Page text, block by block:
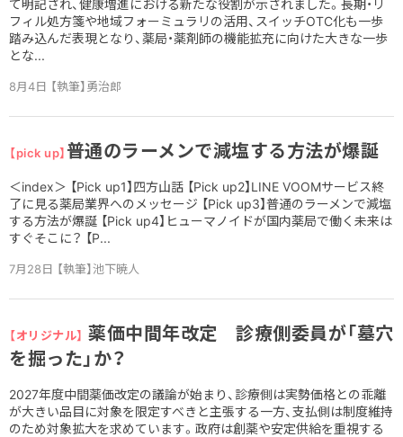
て明記され、健康増進における新たな役割が示されました。長期・リ
フィル処方箋や地域フォーミュラリの活用、スイッチOTC化も一歩
踏み込んだ表現となり、薬局・薬剤師の機能拡充に向けた大きな一歩
とな...
8月4日 【執筆】勇治郎
【pick up】 普通のラーメンで減塩する方法が爆誕
＜index＞ 【Pick up1】四方山話 【Pick up2】LINE VOOMサービス終
了に見る薬局業界へのメッセージ 【Pick up3】普通のラーメンで減塩
する方法が爆誕 【Pick up4】ヒューマノイドが国内薬局で働く未来は
すぐそこに？ 【P...
7月28日 【執筆】池下暁人
【オリジナル】
薬価中間年改定 診療側委員が「墓穴
を掘った」か？
2027年度中間薬価改定の議論が始まり、診療側は実勢価格との乖離
が大きい品目に対象を限定すべきと主張する一方、支払側は制度維持
のため対象拡大を求めています。政府は創薬や安定供給を重視する